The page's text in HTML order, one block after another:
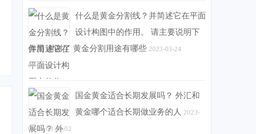
什么是黄金分割线？并简述它在平面
设计构图中的作用。 请主要说明下
作用 谢谢了 黄金分割用途有哪些 2023-03-24
08:21:17
国金黄金适合长期发展吗？ 外汇和
黄金哪个适合长期做业务的人 2023-
03-24 08:40:02